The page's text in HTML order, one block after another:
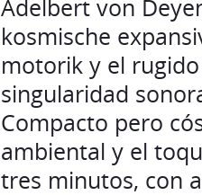
Adelbert von
kosmische
motorik y el
singularidad
Compacto pero
ambiental y el
tres minutos, con